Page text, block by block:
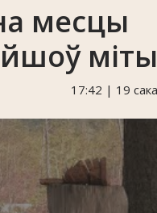
месцы
17:42 | 19